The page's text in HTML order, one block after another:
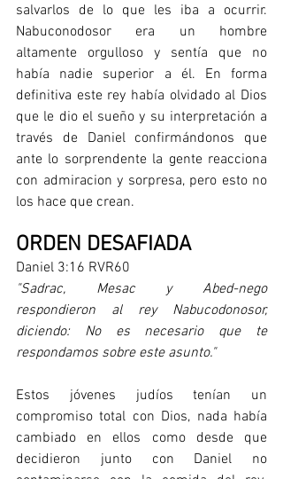
salvarlos de lo que les iba a ocurrir.
Nabuconodosor era un hombre
altamente orgulloso y sentía que no
había nadie superior a él. En forma
definitiva este rey había olvidado al Dios
que le dio el sueño y su interpretación a
través de Daniel confirmándonos que
ante lo sorprendente la gente reacciona
con admiracion y sorpresa, pero esto no
los hace que crean.
ORDEN DESAFIADA
Daniel 3:16 RVR60
"Sadrac, Mesac y Abed-nego
respondieron al rey Nabucodonosor,
diciendo: No es necesario que te
respondamos sobre este asunto."
Estos jóvenes judíos tenían un
compromiso total con Dios, nada había
cambiado en ellos como desde que
decidieron junto con Daniel no